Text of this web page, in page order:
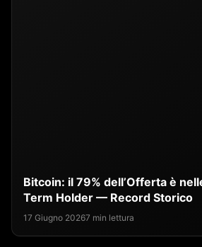
Bitcoin: il 79% dell’Offerta è
Term Holder — Record Storico
17 Giugno 20267 min lettura